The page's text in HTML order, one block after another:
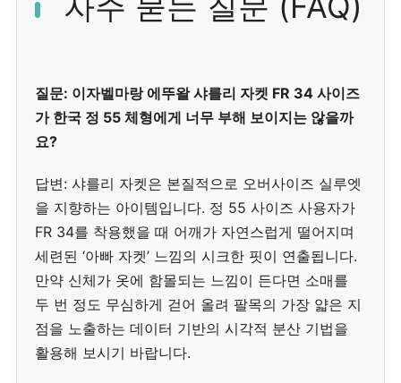
질문: 이자벨마랑 에뚜왈 샤를리 자켓 FR 34 사이즈
가 한국 정 55 체형에게 너무 부해 보이지는 않을까
요?
답변: 샤를리 자켓은 본질적으로 오버사이즈 실루엣
을 지향하는 아이템입니다. 정 55 사이즈 사용자가
FR 34를 착용했을 때 어깨가 자연스럽게 떨어지며
세련된 ‘아빠 자켓’ 느낌의 시크한 핏이 연출됩니다.
만약 신체가 옷에 함몰되는 느낌이 든다면 소매를
두 번 정도 무심하게 걷어 올려 팔목의 가장 얇은 지
점을 노출하는 데이터 기반의 시각적 분산 기법을
활용해 보시기 바랍니다.